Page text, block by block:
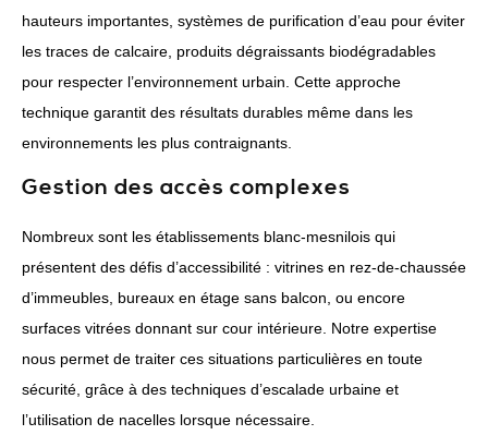
hauteurs importantes, systèmes de purification d’eau pour éviter
les traces de calcaire, produits dégraissants biodégradables
pour respecter l’environnement urbain. Cette approche
technique garantit des résultats durables même dans les
environnements les plus contraignants.
Gestion des accès complexes
Nombreux sont les établissements blanc-mesnilois qui
présentent des défis d’accessibilité : vitrines en rez-de-chaussée
d’immeubles, bureaux en étage sans balcon, ou encore
surfaces vitrées donnant sur cour intérieure. Notre expertise
nous permet de traiter ces situations particulières en toute
sécurité, grâce à des techniques d’escalade urbaine et
l’utilisation de nacelles lorsque nécessaire.